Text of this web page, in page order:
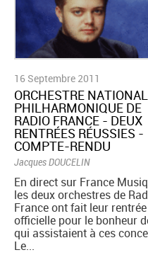
16 Septembre 2011
ORCHESTRE
PHILHARMONIQUE DE
RADIO FRANCE - DEUX
RENTRÉES RÉUSSIES -
COMPTE-RENDU
Jacques DOUCELIN
En direct sur France
les deux orchestres de
France ont fait leur rentrée
officielle pour le bonheur
qui assistaient à ces
Le...